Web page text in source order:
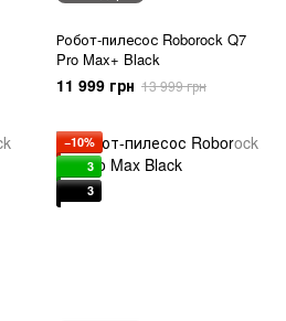
Робот-пилесос Roborock Q7
Pro Max+ Black
11 999 грн 13 999 грн
−10%
3
3